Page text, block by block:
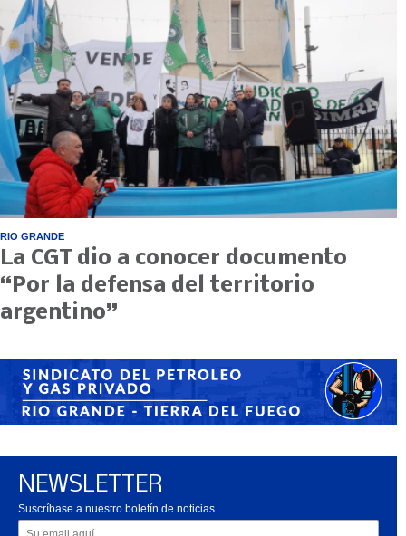
RIO GRANDE
La CGT dio a conocer documento
“Por la defensa del territorio
argentino”
NEWSLETTER
Suscríbase a nuestro boletín de noticias